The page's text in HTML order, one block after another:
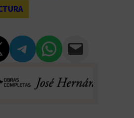
Compartir en Telegram Compartir en WhatsApp Compartir vía Email